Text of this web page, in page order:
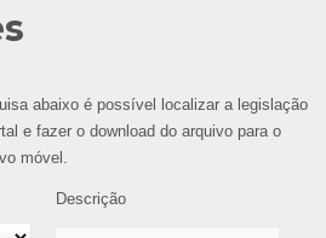
abaixo é possível localizar a legislação
e fazer o download do arquivo para o
móvel.
Descrição